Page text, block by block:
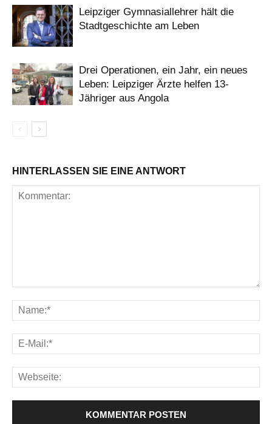
Leipziger Gymnasiallehrer hält die
Stadtgeschichte am Leben
Drei Operationen, ein Jahr, ein neues
Leben: Leipziger Ärzte helfen 13-
Jähriger aus Angola
HINTERLASSEN SIE EINE ANTWORT